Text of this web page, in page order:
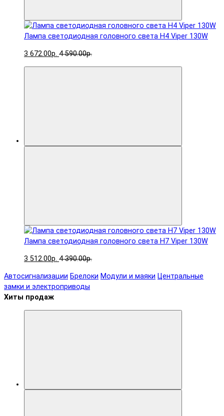
Лампа светодиодная головного света H4 Viper 130W
3 672.00р. 4 590.00р.
Лампа светодиодная головного света H7 Viper 130W
3 512.00р. 4 390.00р.
Автосигнализации Брелоки Модули и маяки Центральные
замки и электроприводы
Хиты продаж